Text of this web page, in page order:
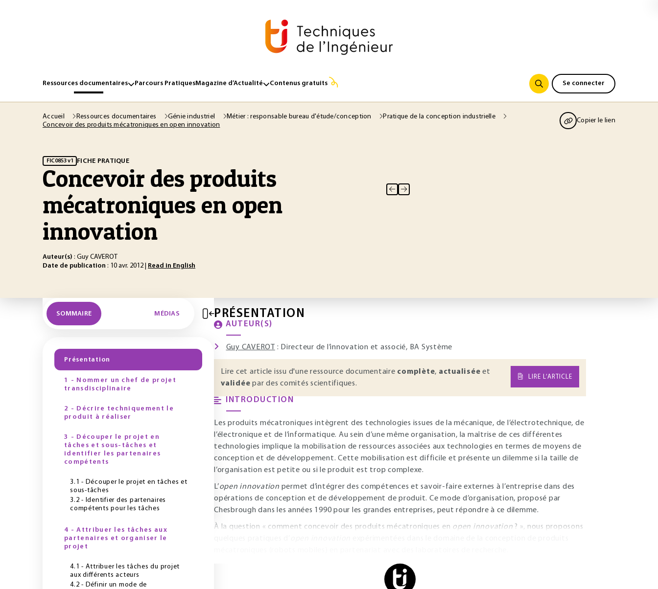
Ressources documentaires Parcours PratiquesMagazine d’Actualité Contenus gratuits Se connecter
Accueil Ressources documentaires Génie industriel Métier : responsable bureau d'étude/conception
Pratique de la conception industrielle
Concevoir des produits mécatroniques en open innovation
Copier le lien
FIC0853 v1 FICHE PRATIQUE
Concevoir des produits
mécatroniques en open
innovation
Auteur(s) : Guy CAVEROT
Date de publication : 10 avr. 2012 | Read in English
SOMMAIRE MÉDIAS
Présentation
1 - Nommer un chef de projet
transdisciplinaire
2 - Décrire techniquement le
produit à réaliser
3 - Découper le projet en
tâches et sous-tâches et
identifier les partenaires
compétents
3.1 - Découper le projet en tâches et
sous-tâches
3.2 - Identifier des partenaires
compétents pour les tâches
4 - Attribuer les tâches aux
partenaires et organiser le
projet
4.1 - Attribuer les tâches du projet
aux différents acteurs
4.2 - Définir un mode de
PRÉSENTATION
AUTEUR(S)
Guy CAVEROT : Directeur de l’innovation et associé, BA Système
Lire cet article issu d'une ressource documentaire complète, actualisée et
validée par des comités scientifiques.
LIRE L’ARTICLE
INTRODUCTION
Les produits mécatroniques intègrent des technologies issues de la mécanique, de l’électrotechnique, de
l’électronique et de l’informatique. Au sein d’une même organisation, la maîtrise de ces différentes
technologies implique la mobilisation de ressources associées aux technologies en termes de moyens de
conception et de développement. Cette mobilisation est difficile et présente un dilemme si la taille de
l’organisation est petite ou si le produit est trop complexe.
L’open innovation permet d’intégrer des compétences et savoir-faire externes à l’entreprise dans des
opérations de conception et de développement de produit. Ce mode d’organisation, proposé par
Chesbrough dans les années 1990 pour les grandes entreprises, peut répondre à ce dilemme.
À la question « comment concevoir des produits mécatroniques en open innovation ? », nous proposons